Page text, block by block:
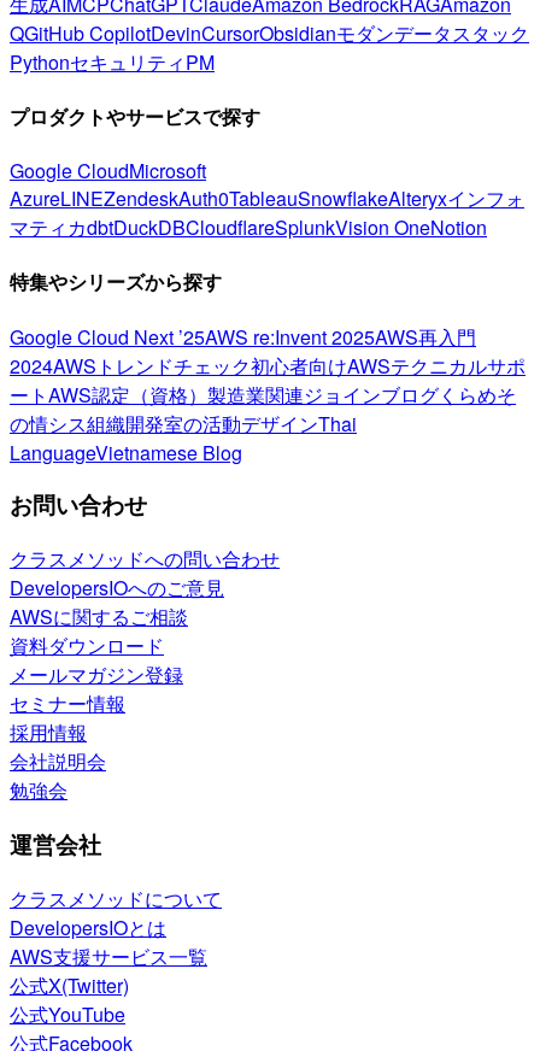
QGitHub CopilotDevinCursorObsidianモダンデータスタック
PythonセキュリティPM
プロダクトやサービスで探す
Google CloudMicrosoft
AzureLINEZendeskAuth0TableauSnowflakeAlteryxインフォ
マティカdbtDuckDBCloudflareSplunkVision OneNotion
特集やシリーズから探す
Google Cloud Next ’25AWS re:Invent 2025AWS再入門
2024AWSトレンドチェック初心者向けAWSテクニカルサポ
ートAWS認定（資格） 製造業関連ジョインブログくらめそ
の情シス組織開発室の活動デザインThai
LanguageVietnamese Blog
お問い合わせ
クラスメソッドへの問い合わせ
DevelopersIOへのご意見
AWSに関するご相談
資料ダウンロード
メールマガジン登録
セミナー情報
採用情報
会社説明会
勉強会
運営会社
クラスメソッドについて
DevelopersIOとは
AWS支援サービス一覧
公式X(Twitter)
公式YouTube
公式Facebook